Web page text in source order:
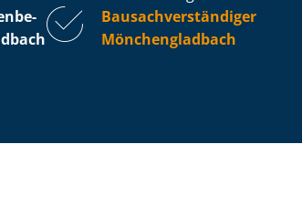
Bau­sach­ver­stän­di­ger
Mönchengladbach